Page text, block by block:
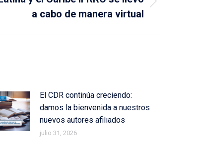
a cabo de manera virtual
El CDR continúa creciendo:
damos la bienvenida a nuestros
nuevos autores afiliados
julio 31, 2026